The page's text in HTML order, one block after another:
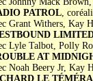
PATROL,
Grant Withers, Kay
Lyle Talbot, Polly
AT
Noah Beery Jr, Kay
LE